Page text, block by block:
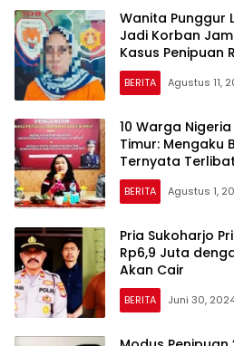
Wanita Punggur
Jadi Korban
Kasus Penipuan
Koperasi Sehat
BERITA Agustus 11,
10 Warga
Timur: Mengaku
Ternyata
BERITA Agustus 1,
Pria Sukoharjo
Rp6,9 Juta
Akan Cair
BERITA Juni 30,